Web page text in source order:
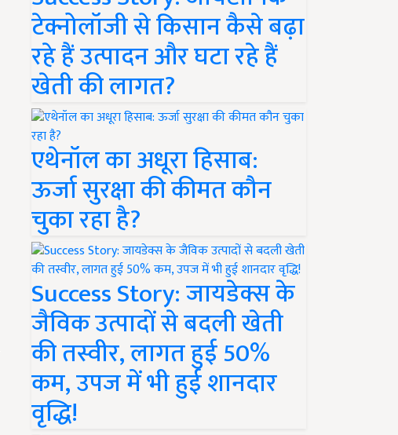
टेक्नोलॉजी से किसान कैसे बढ़ा
रहे हैं उत्पादन और घटा रहे हैं
खेती की लागत?
एथेनॉल का अधूरा हिसाब:
ऊर्जा सुरक्षा की कीमत कौन
चुका रहा है?
Success Story: जायडेक्स के
जैविक उत्पादों से बदली खेती
की तस्वीर, लागत हुई 50%
कम, उपज में भी हुई शानदार
वृद्धि!